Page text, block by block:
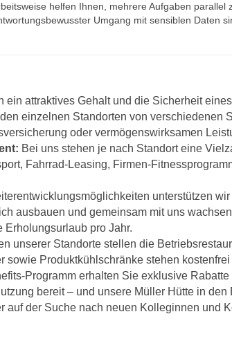
helfen Ihnen, mehrere Aufgaben parallel
Umgang mit sensiblen Daten
ein attraktives Gehalt und die Sicherheit
einzelnen Standorten von verschiedenen
oder vermögenswirksamen
Bei uns stehen je nach Standort eine
Fahrrad-Leasing, Firmen-
unterstützen
ausbauen und gemeinsam mit uns
Erholungsurlaub pro Jahr.
unserer Standorte stellen die
sowie Produktkühlschränke stehen
Programm erhalten Sie exklusive
bereit – und unsere Müller Hütte in den
auf der Suche nach neuen Kolleginnen und